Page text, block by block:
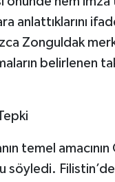
anlattıklarını
Zonguldak
belirlenen
temel
Filistin’de